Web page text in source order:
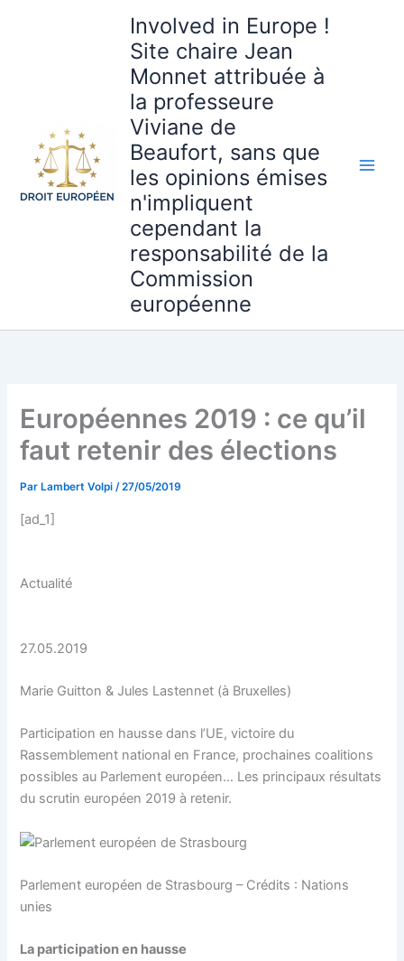
Involved in Europe !
Site chaire Jean
Monnet attribuée à
la professeure
Viviane de
Beaufort, sans que
les opinions émises
n'impliquent
cependant la
responsabilité de la
Commission
européenne
Européennes 2019 : ce qu’il
faut retenir des élections
Par Lambert Volpi/27/05/2019
[ad_1]
Actualité
27.05.2019
Marie Guitton & Jules Lastennet (à Bruxelles)
Participation en hausse dans l’UE, victoire du
Rassemblement national en France, prochaines coalitions
possibles au Parlement européen… Les principaux résultats
du scrutin européen 2019 à retenir.
Parlement européen de Strasbourg – Crédits : Nations
unies
La participation en hausse